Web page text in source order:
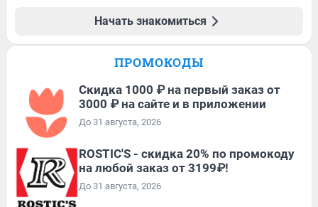
Начать знакомиться
ПРОМОКОДЫ
Скидка 1000 ₽ на первый заказ от
3000 ₽ на сайте и в приложении
До 31 августа, 2026
ROSTIC'S - скидка 20% по промокоду
на любой заказ от 3199₽!
До 31 августа, 2026